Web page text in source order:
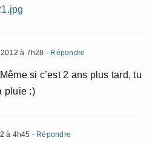
à 7h28 - Répondre
si c’est 2 ans plus tard, tu
pluie :)
à 4h45 - Répondre